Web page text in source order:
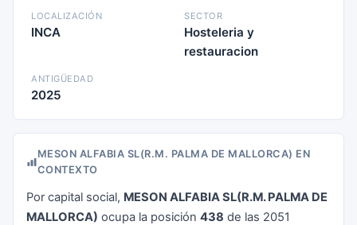
LOCALIZACIÓN
INCA
SECTOR
Hosteleria y
restauracion
ANTIGÜEDAD
2025
MESON ALFABIA SL(R.M. PALMA DE MALLORCA) EN
CONTEXTO
Por capital social, MESON ALFABIA SL(R.M. PALMA DE
MALLORCA) ocupa la posición 438 de las 2051